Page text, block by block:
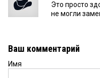
Это просто
не могли
Ваш комментарий
Имя